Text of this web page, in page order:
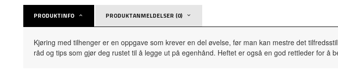
PRODUKTINFO PRODUKTANMELDELSER (0)
Kjøring med tilhenger er en oppgave som krever en del øvelse, før man kan mestre det
råd og tips som gjør deg rustet til å legge ut på egenhånd. Heftet er også en god rettleder for å